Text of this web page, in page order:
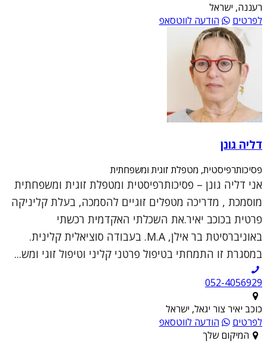
רעננה, ישראל
לפרטים
הודעה לווטסאפ
דליה גונן
פסיכותרפיסטית, מטפלת זוגית ומשפחתית
אני דליה גונן – פסיכותרפיסטית ומטפלת זוגית ומשפחתית
מוסמכת , מדריכה מטפלים זוגיים להסמכה, בעלת קליניקה
פרטית בכוכב יאיר.את השכלתי האקדמית רכשתי
באוניברסיטת בר אילן, M.A. בעבודה סוציאלית קלינית.
במסגרת זו התמחתי בטיפול פרטני קליני וטיפול זוגי ומש...
052-4056929
כוכב יאיר צור יגאל, ישראל
לפרטים
הודעה לווטסאפ
המיקום שלך